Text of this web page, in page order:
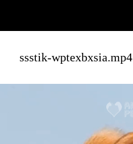
ssstik-wptexbxsia.mp4